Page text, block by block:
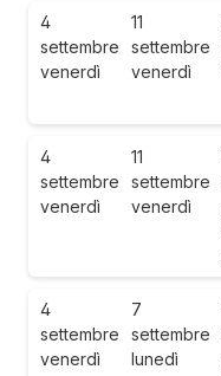
4
settembre
venerdì
11
settembre
venerdì
4
settembre
venerdì
11
settembre
venerdì
4
settembre
venerdì
7
settembre
lunedì